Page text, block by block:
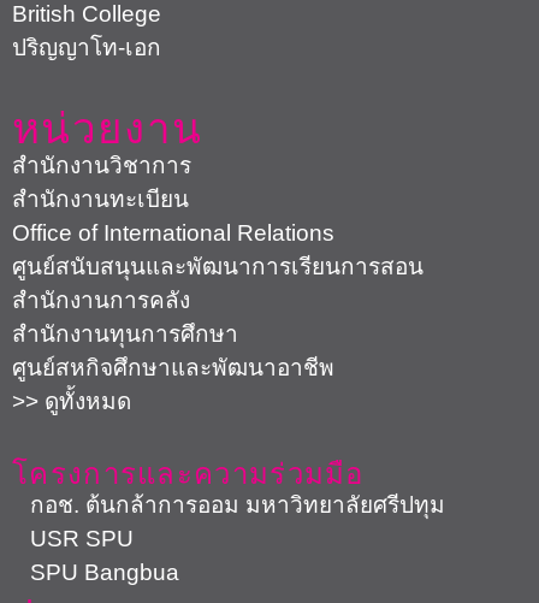
British College
ปริญญาโท-เอก
หน่วยงาน
สำนักงานวิชาการ
สำนักงานทะเบียน
Office of International Relations
ศูนย์สนับสนุนและพัฒนาการเรียนการสอน
สำนักงานการคลัง
สำนักงานทุนการศึกษา
ศูนย์สหกิจศึกษาและพัฒนาอาชีพ
>> ดูทั้งหมด
โครงการและความร่วมมือ
ช. ต้นกล้าการออม มหาวิทยาลัยศรีปทุม
SPU
Bangbua